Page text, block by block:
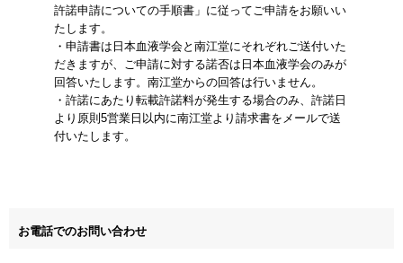
許諾申請についての手順書」に従ってご申請をお願いい
たします。
・申請書は日本血液学会と南江堂にそれぞれご送付いた
だきますが、ご申請に対する諾否は日本血液学会のみが
回答いたします。南江堂からの回答は行いません。
・許諾にあたり転載許諾料が発生する場合のみ、許諾日
より原則5営業日以内に南江堂より請求書をメールで送
付いたします。
お電話でのお問い合わせ